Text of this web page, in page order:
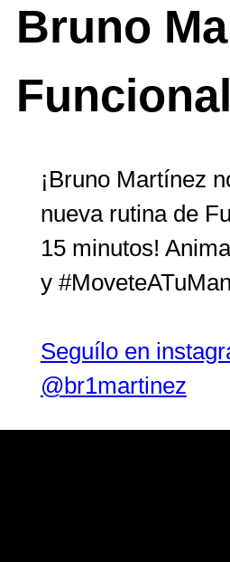
Bruno
¡Bruno Martínez
nueva rutina de
15 minutos!
y
Seguílo en
@br1martinez